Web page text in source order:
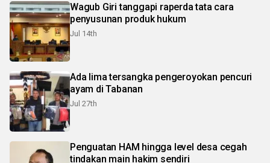
Wagub Giri tanggapi raperda tata cara
penyusunan produk hukum
Jul 14th
Ada lima tersangka pengeroyokan pencuri
ayam di Tabanan
Jul 27th
Penguatan HAM hingga level desa cegah
tindakan main hakim sendiri